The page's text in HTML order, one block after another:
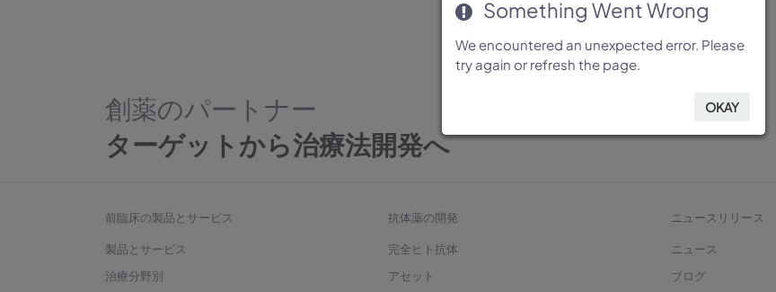
創薬のパートナー
ターゲットから治療法開発へ
前臨床の製品とサービス
製品とサービス
治療分野別
抗体薬の開発
完全ヒト抗体
アセット
ニュースリリース
ニュース
ブログ
Something Went Wrong
We encountered an unexpected error. Please
try again or refresh the page.
OKAY
Something Went Wrong
We encountered an unexpected error. Please
try again or refresh the page.
OKAY
Something Went Wrong
We encountered an unexpected error. Please
try again or refresh the page.
OKAY
Something Went Wrong
We encountered an unexpected error. Please
try again or refresh the page.
OKAY
Something Went Wrong
We encountered an unexpected error. Please
try again or refresh the page.
OKAY